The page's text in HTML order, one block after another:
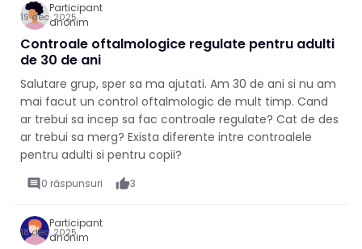
Participant
anonim
19 dec. 2025
Controale oftalmologice regulate pentru adulti
de 30 de ani
Salutare grup, sper sa ma ajutati. Am 30 de ani si nu am
mai facut un control oftalmologic de mult timp. Cand
ar trebui sa incep sa fac controale regulate? Cat de des
ar trebui sa merg? Exista diferente intre controalele
pentru adulti si pentru copii?
comment 0 răspunsuri thumb_up3
Participant
anonim
18 dec. 2025